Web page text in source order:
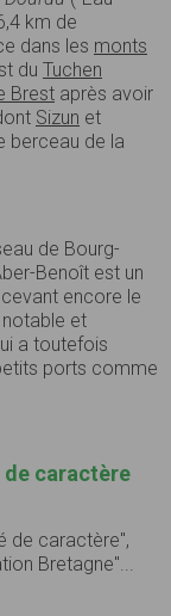
km de
dans les monts
du Tuchen
Brest après avoir
Sizun et
berceau de la
de Bourg-
Benoît est un
encore le
et
a toutefois
ports comme
caractère
de caractère",
Bretagne"...